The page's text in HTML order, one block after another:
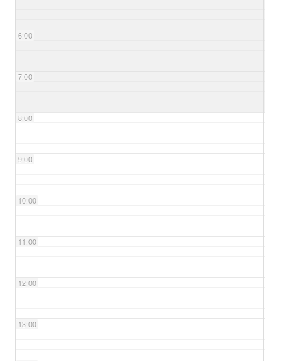
6:00
7:00
8:00
9:00
10:00
11:00
12:00
13:00